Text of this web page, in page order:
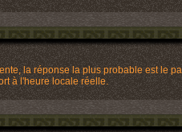
la réponse la plus probable est le
à l'heure locale réelle.